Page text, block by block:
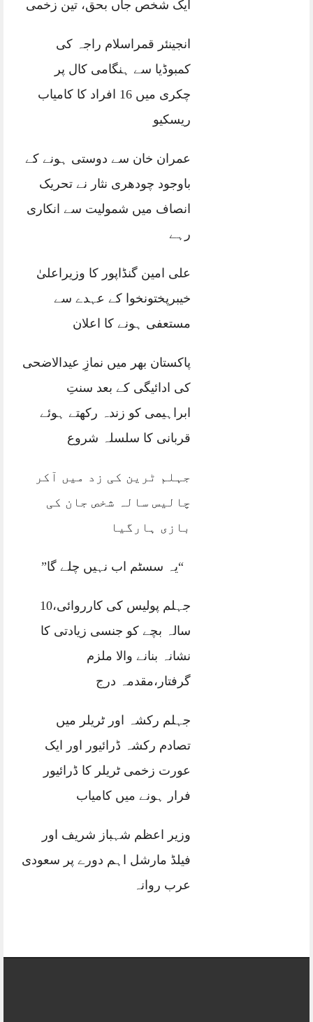
ایک شخص جاں بحق، تین زخمی
انجینئر قمراسلام راجہ کی
کمبوڈیا سے ہنگامی کال پر
چکری میں 16 افراد کا کامیاب
ریسکیو
عمران خان سے دوستی ہونے کے
باوجود چودھری نثار نے تحریک
انصاف میں شمولیت سے انکاری
رہے
علی امین گنڈاپور کا وزیراعلیٰ
خیبرپختونخوا کے عہدے سے
مستعفی ہونے کا اعلان
پاکستان بھر میں نمازِ عیدالاضحی
کی ادائیگی کے بعد سنتِ
ابراہیمی کو زندہ رکھتے ہوئے
قربانی کا سلسلہ شروع
جہلم ٹرین کی زد میں آکر
چالیس سالہ شخص جان کی
بازی ہارگیا
“یہ سسٹم اب نہیں چلے گا”
جہلم پولیس کی کارروائی،10
سالہ بچے کو جنسی زیادتی کا
نشانہ بنانے والا ملزم
گرفتار،مقدمہ درج
جہلم رکشہ اور ٹریلر میں
تصادم رکشہ ڈرائیور اور ایک
عورت زخمی ٹریلر کا ڈرائیور
فرار ہونے میں کامیاب
وزیر اعظم شہباز شریف اور
فیلڈ مارشل اہم دورے پر سعودی
عرب روانہ